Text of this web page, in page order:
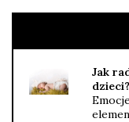
Jak
dzieci?